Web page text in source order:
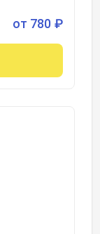
от 780 ₽